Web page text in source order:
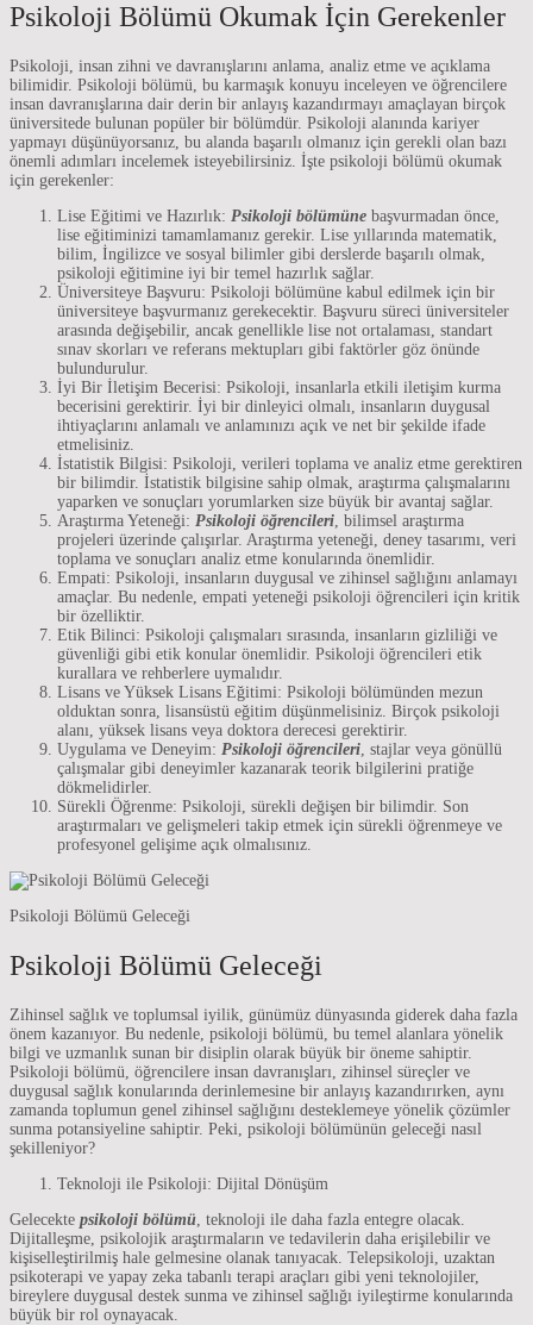
Psikoloji Bölümü Okumak İçin Gerekenler
Psikoloji, insan zihni ve davranışlarını anlama, analiz etme ve açıklama
bilimidir. Psikoloji bölümü, bu karmaşık konuyu inceleyen ve öğrencilere
insan davranışlarına dair derin bir anlayış kazandırmayı amaçlayan birçok
üniversitede bulunan popüler bir bölümdür. Psikoloji alanında kariyer
yapmayı düşünüyorsanız, bu alanda başarılı olmanız için gerekli olan bazı
önemli adımları incelemek isteyebilirsiniz. İşte psikoloji bölümü okumak
için gerekenler:
Lise Eğitimi ve Hazırlık: Psikoloji bölümüne başvurmadan önce,
lise eğitiminizi tamamlamanız gerekir. Lise yıllarında matematik,
bilim, İngilizce ve sosyal bilimler gibi derslerde başarılı olmak,
psikoloji eğitimine iyi bir temel hazırlık sağlar.
Üniversiteye Başvuru: Psikoloji bölümüne kabul edilmek için bir
üniversiteye başvurmanız gerekecektir. Başvuru süreci üniversiteler
arasında değişebilir, ancak genellikle lise not ortalaması, standart
sınav skorları ve referans mektupları gibi faktörler göz önünde
bulundurulur.
İyi Bir İletişim Becerisi: Psikoloji, insanlarla etkili iletişim kurma
becerisini gerektirir. İyi bir dinleyici olmalı, insanların duygusal
ihtiyaçlarını anlamalı ve anlamınızı açık ve net bir şekilde ifade
etmelisiniz.
İstatistik Bilgisi: Psikoloji, verileri toplama ve analiz etme gerektiren
bir bilimdir. İstatistik bilgisine sahip olmak, araştırma çalışmalarını
yaparken ve sonuçları yorumlarken size büyük bir avantaj sağlar.
Araştırma Yeteneği: Psikoloji öğrencileri, bilimsel araştırma
projeleri üzerinde çalışırlar. Araştırma yeteneği, deney tasarımı, veri
toplama ve sonuçları analiz etme konularında önemlidir.
Empati: Psikoloji, insanların duygusal ve zihinsel sağlığını anlamayı
amaçlar. Bu nedenle, empati yeteneği psikoloji öğrencileri için kritik
bir özelliktir.
Etik Bilinci: Psikoloji çalışmaları sırasında, insanların gizliliği ve
güvenliği gibi etik konular önemlidir. Psikoloji öğrencileri etik
kurallara ve rehberlere uymalıdır.
Lisans ve Yüksek Lisans Eğitimi: Psikoloji bölümünden mezun
olduktan sonra, lisansüstü eğitim düşünmelisiniz. Birçok psikoloji
alanı, yüksek lisans veya doktora derecesi gerektirir.
Uygulama ve Deneyim: Psikoloji öğrencileri, stajlar veya gönüllü
çalışmalar gibi deneyimler kazanarak teorik bilgilerini pratiğe
dökmelidirler.
Sürekli Öğrenme: Psikoloji, sürekli değişen bir bilimdir. Son
araştırmaları ve gelişmeleri takip etmek için sürekli öğrenmeye ve
profesyonel gelişime açık olmalısınız.
Psikoloji Bölümü Geleceği
Psikoloji Bölümü Geleceği
Zihinsel sağlık ve toplumsal iyilik, günümüz dünyasında giderek daha fazla
önem kazanıyor. Bu nedenle, psikoloji bölümü, bu temel alanlara yönelik
bilgi ve uzmanlık sunan bir disiplin olarak büyük bir öneme sahiptir.
Psikoloji bölümü, öğrencilere insan davranışları, zihinsel süreçler ve
duygusal sağlık konularında derinlemesine bir anlayış kazandırırken, aynı
zamanda toplumun genel zihinsel sağlığını desteklemeye yönelik çözümler
sunma potansiyeline sahiptir. Peki, psikoloji bölümünün geleceği nasıl
şekilleniyor?
Teknoloji ile Psikoloji: Dijital Dönüşüm
Gelecekte psikoloji bölümü , teknoloji ile daha fazla entegre olacak.
Dijitalleşme, psikolojik araştırmaların ve tedavilerin daha erişilebilir ve
kişiselleştirilmiş hale gelmesine olanak tanıyacak. Telepsikoloji, uzaktan
psikoterapi ve yapay zeka tabanlı terapi araçları gibi yeni teknolojiler,
bireylere duygusal destek sunma ve zihinsel sağlığı iyileştirme konularında
büyük bir rol oynayacak.